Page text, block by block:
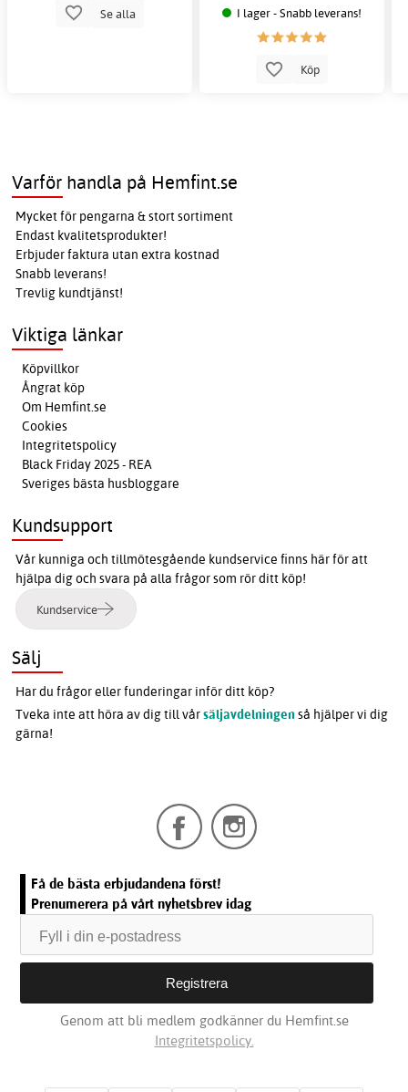
Se alla
I lager - Snabb leverans!
Köp
Varför handla på Hemfint.se
Mycket för pengarna & stort sortiment
Endast kvalitetsprodukter!
Erbjuder faktura utan extra kostnad
Snabb leverans!
Trevlig kundtjänst!
Viktiga länkar
Köpvillkor
Ångrat köp
Om Hemfint.se
Cookies
Integritetspolicy
Black Friday 2025 - REA
Sveriges bästa husbloggare
Kundsupport
Vår kunniga och tillmötesgående kundservice finns här för att
hjälpa dig och svara på alla frågor som rör ditt köp!
Kundservice
Sälj
Har du frågor eller funderingar inför ditt köp?
Tveka inte att höra av dig till vårsäljavdelningen så hjälper vi dig
gärna!
Få de bästa erbjudandena först!
Prenumerera på vårt nyhetsbrev idag
Genom att bli medlem godkänner du Hemfint.se
Integritetspolicy.